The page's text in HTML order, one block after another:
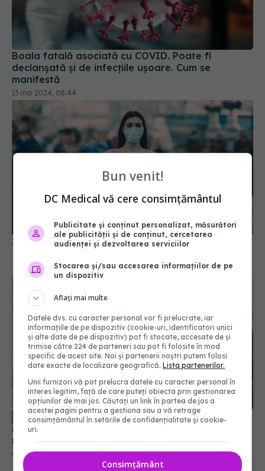
Boala fatală asociată cu COVID. Poate fi
declanșată și de infecțiile ușoare. Cum se
manifestă
13 mai 2024, 08:44
XEC, noua variantă COVID. Se răspândește rapid
16 sep 2024, 08:42
EXCLUSIV Paxlovid: când apare în România, cine
îl poate lua. Cum acționează nirmatrelvir și
ritonavir, substanțele din Paxlovid. Rafila: S-a
semnat contractul. Va fi disponibil la
recomandarea medicului
09 oct 2023, 13:08
Bun venit!
DC Medical vă cere consimțământul
Publicitate și conținut personalizat, măsurători
ale publicității și de conținut, cercetarea
audienței și dezvoltarea serviciilor
Stocarea și/sau accesarea informațiilor de pe
un dispozitiv
Aflați mai multe
Datele dvs. cu caracter personal vor fi prelucrate, iar
informațiile de pe dispozitiv (cookie-uri, identificatori unici
și alte date de pe dispozitiv) pot fi stocate, accesate de și
trimise către 224 de parteneri sau pot fi folosite în mod
specific de acest site. Noi și partenerii noștri putem folosi
date exacte de localizare geografică.Lista partenerilor.
Unii furnizori vă pot prelucra datele cu caracter personal în
interes legitim, față de care puteți obiecta prin gestionarea
opțiunilor de mai jos. Căutați un link în partea de jos a
acestei pagini pentru a gestiona sau a vă retrage
consimțământul în setările de confidențialitate și cookie-
uri.
Consimțământ